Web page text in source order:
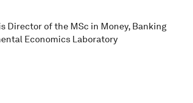
Director of the MSc in Money, Banking
Economics Laboratory